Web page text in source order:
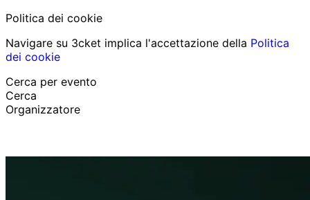
Politica dei cookie
Navigare su 3cket implica l'accettazione della Politica
dei cookie
Cerca per evento
Cerca
Organizzatore
Italiano